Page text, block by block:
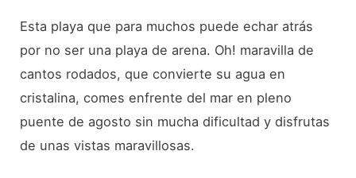
Esta playa que para muchos puede echar atrás
por no ser una playa de arena. Oh! maravilla de
cantos rodados, que convierte su agua en
cristalina, comes enfrente del mar en pleno
puente de agosto sin mucha dificultad y disfrutas
de unas vistas maravillosas.